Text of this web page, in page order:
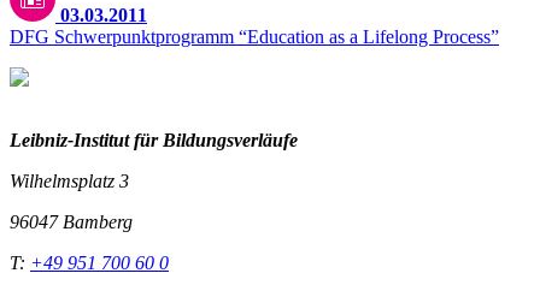
03.03.2011
DFG Schwerpunktprogramm “Education as a Lifelong Process”
Leibniz-Institut für Bildungsverläufe
Wilhelmsplatz 3
96047 Bamberg
T: +49 951 700 60 0